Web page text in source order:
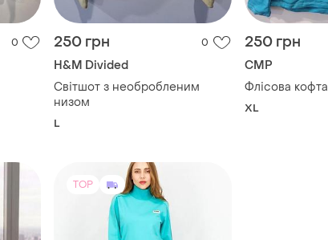
0 250 грн 0
H&M Divided
Світшот з необробленим
низом
L
250 грн
CMP
Флісова кофта
XL
TOP